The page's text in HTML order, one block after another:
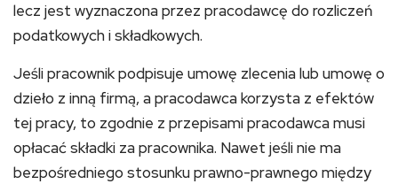
lecz jest wyznaczona przez pracodawcę do rozliczeń
podatkowych i składkowych.
Jeśli pracownik podpisuje umowę zlecenia lub umowę o
dzieło z inną firmą, a pracodawca korzysta z efektów
tej pracy, to zgodnie z przepisami pracodawca musi
opłacać składki za pracownika. Nawet jeśli nie ma
bezpośredniego stosunku prawno-prawnego między